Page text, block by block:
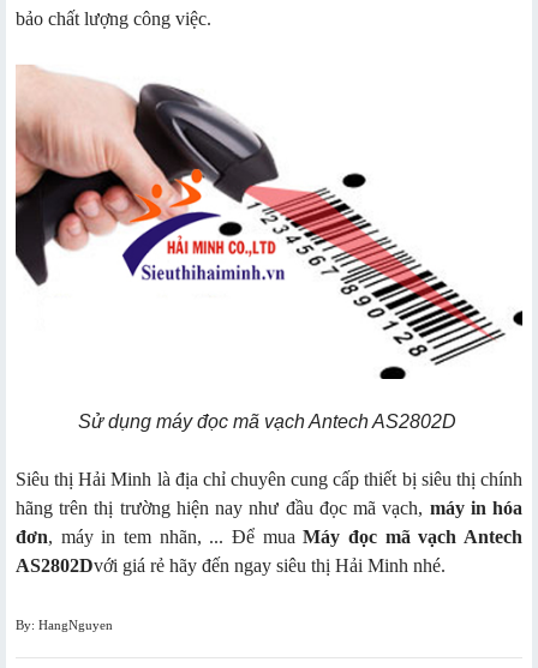
bảo chất lượng công việc.
Sử dụng máy đọc mã vạch Antech AS2802D
Siêu thị Hải Minh là địa chỉ chuyên cung cấp thiết bị siêu thị chính
hãng trên thị trường hiện nay như đầu đọc mã vạch, máy in hóa
đơn, máy in tem nhãn, ... Để muaMáy đọc mã vạch Antech
AS2802Dvới giá rẻ hãy đến ngay siêu thị Hải Minh nhé.
By: HangNguyen